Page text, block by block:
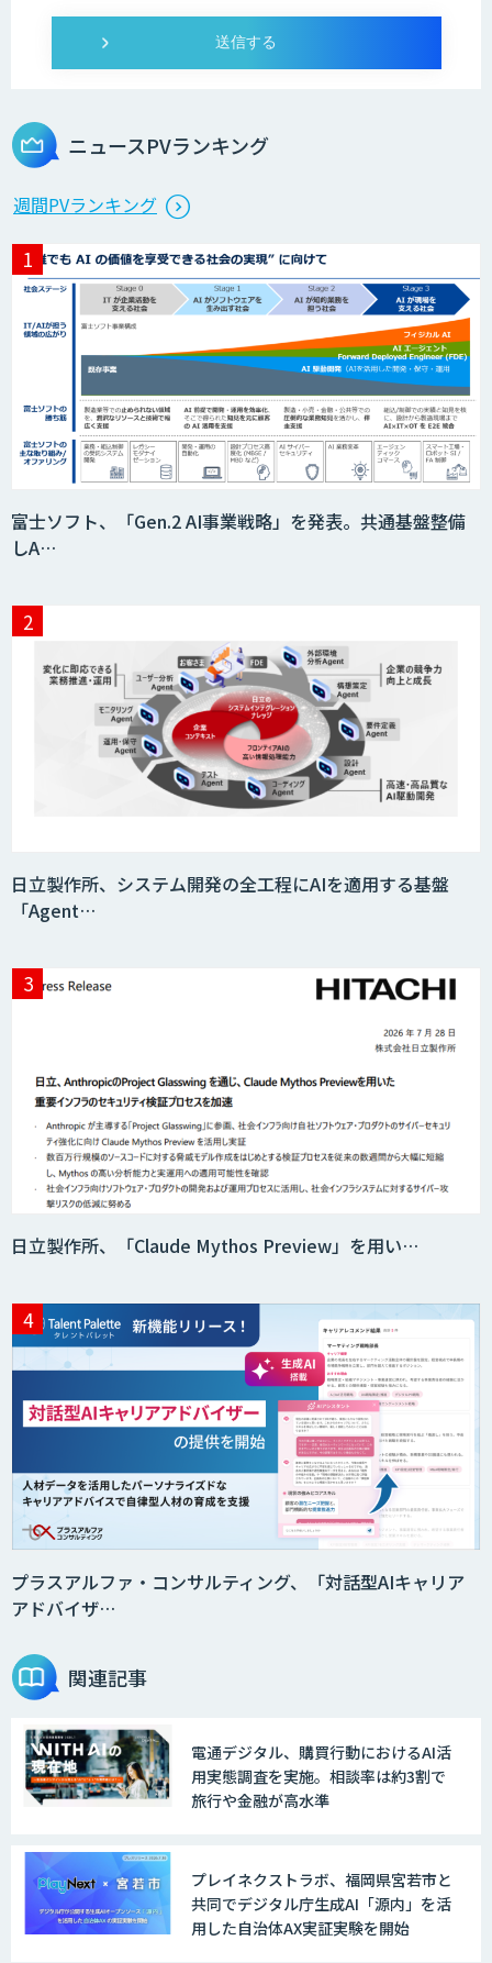
StellaController 2.0
検図・照査AI
積算AI
ID ZERO（アイディーゼロ）
身体・動作解析AIソリューション
生成AIの業務活用は「Safe AI
スマート工場ソリューションkizkia-
Meter
Preferred Networks Visual Inspection
サテライトAI
音声・画像・動画データセット販売・収
法人向けAIドライブレコーダー「ナウ
物流チェッカー
AI 受託開発・導入支援
ニュースPVランキング
週間PVランキング
富士ソフト、「Gen.2 AI事業戦略」を発表。共通基盤整備
しA…
日立製作所、システム開発の全工程にAIを適用する基盤
「Agent…
日立製作所、「Claude Mythos Preview」を用い…
プラスアルファ・コンサルティング、「対話型AIキャリア
アドバイザ…
関連記事
電通デジタル、購買行動におけるAI活
用実態調査を実施。相談率は約3割で
旅行や金融が高水準
プレイネクストラボ、福岡県宮若市と
共同でデジタル庁生成AI「源内」を活
用した自治体AX実証実験を開始